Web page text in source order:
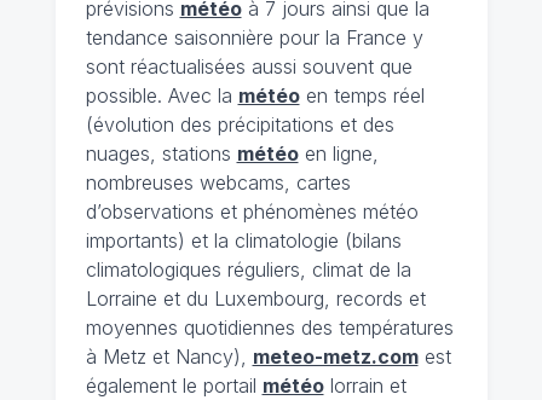
prévisions météoà 7 jours ainsi que la
tendance saisonnière pour la France y
sont réactualisées aussi souvent que
possible. Avec la météoen temps réel
(évolution des précipitations et des
nuages, stations météoen ligne,
nombreuses webcams, cartes
d’observations et phénomènes météo
importants) et la climatologie (bilans
climatologiques réguliers, climat de la
Lorraine et du Luxembourg, records et
moyennes quotidiennes des températures
à Metz et Nancy), meteo-metz.comest
également le portail météolorrain et